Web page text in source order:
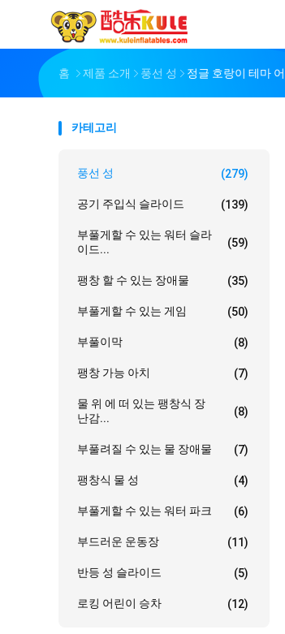
홈 제품 소개 풍선 성 정글 호랑이 테마
카테고리
풍선 성 (279)
공기 주입식 슬라이드 (139)
부풀게할 수 있는 워터 슬라
이드...
(59)
팽창 할 수 있는 장애물 (35)
부풀게할 수 있는 게임 (50)
부풀이막 (8)
팽창 가능 아치 (7)
물 위 에 떠 있는 팽창식 장
난감...
(8)
부풀려질 수 있는 물 장애물 (7)
팽창식 물 성 (4)
부풀게할 수 있는 워터 파크 (6)
부드러운 운동장 (11)
반등 성 슬라이드 (5)
로킹 어린이 승차 (12)